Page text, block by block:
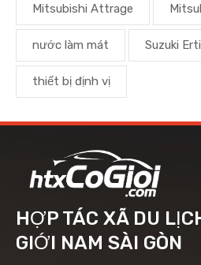
Mitsubishi Attrage
nước làm mát Suzuki
thiết bị định vị
HỢP TÁC XÃ DU
GIỚI NAM SÀI GÒN